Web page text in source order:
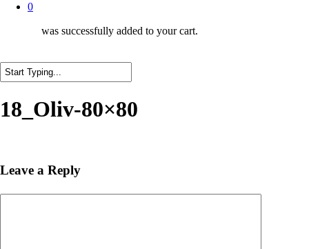
0
was successfully added to your cart.
Search
18_Oliv-80×80
Leave a Reply